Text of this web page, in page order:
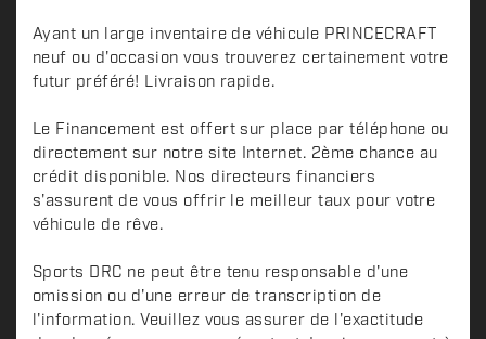
Ayant un large inventaire de véhicule PRINCECRAFT
neuf ou d'occasion vous trouverez certainement votre
futur préféré! Livraison rapide.
Le Financement est offert sur place par téléphone ou
directement sur notre site Internet. 2ème chance au
crédit disponible. Nos directeurs financiers
s'assurent de vous offrir le meilleur taux pour votre
véhicule de rêve.
Sports DRC ne peut être tenu responsable d'une
omission ou d'une erreur de transcription de
l'information. Veuillez vous assurer de l'exactitude